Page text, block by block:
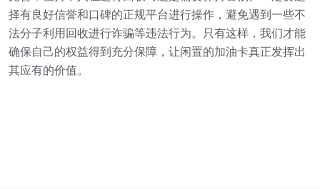
择有良好信誉和口碑的正规平台进行操作，避免遇到一些不
法分子利用回收进行诈骗等违法行为。只有这样，我们才能
确保自己的权益得到充分保障，让闲置的加油卡真正发挥出
其应有的价值。